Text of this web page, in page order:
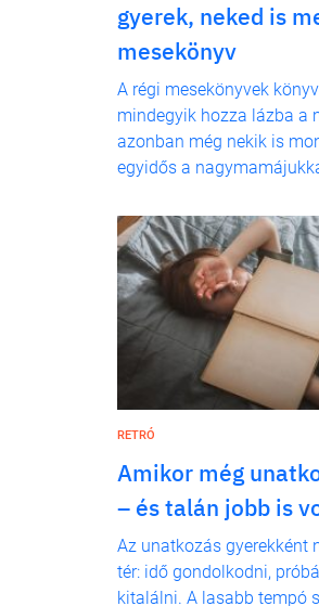
gyerek, neked is
mesekönyv
A régi mesekönyvek
mindegyik hozza lázba a
azonban még nekik is
egyidős a
RETRÓ
Amikor még
– és talán jobb is
Az unatkozás gyerekként
tér: idő gondolkodni,
kitalálni. A lasabb tempó